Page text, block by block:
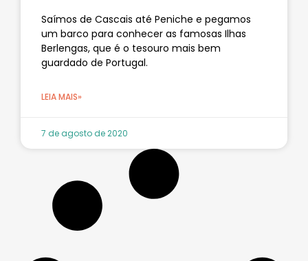
Saímos de Cascais até Peniche e pegamos
um barco para conhecer as famosas Ilhas
Berlengas, que é o tesouro mais bem
guardado de Portugal.
LEIA MAIS»
7 de agosto de 2020